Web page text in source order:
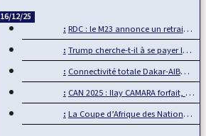
16/12/25
RDC : le M23 annonce un retrait d’Uvira, mais…
Trump cherche-t-il à se payer la tête de la BBC ?
Connectivité totale Dakar-AIBD avec le TER : L’APIX annonce…
CAN 2025 : Ilay CAMARA forfait, Mamadou Lamine CAMARA…
La Coupe d’Afrique des Nations, un événement de plus en plus…